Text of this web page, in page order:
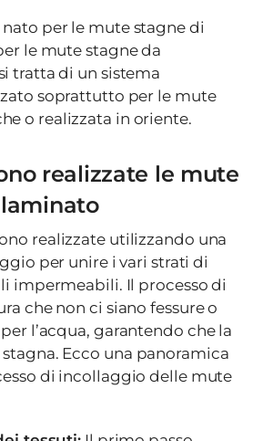
nato per le mute stagne di
le mute stagne da
tratta di un sistema
soprattutto per le mute
o realizzata in oriente.
realizzate le mute
realizzate utilizzando una
per unire i vari strati di
impermeabili. Il processo di
che non ci siano fessure o
l’acqua, garantendo che la
Ecco una panoramica
di incollaggio delle mute